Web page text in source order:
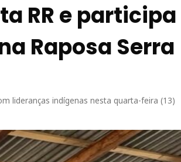
RR e participa
Raposa Serra
lideranças indígenas nesta quarta-feira (13)